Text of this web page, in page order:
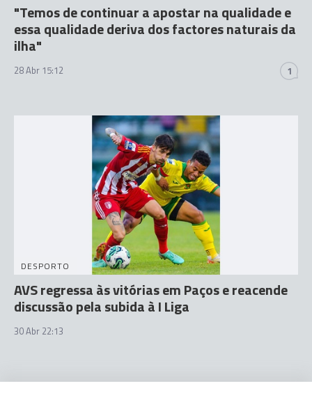
"Temos de continuar a apostar na qualidade e
essa qualidade deriva dos factores naturais da
ilha"
28 Abr 15:12 1
DESPORTO
AVS regressa às vitórias em Paços e reacende
discussão pela subida à I Liga
30 Abr 22:13